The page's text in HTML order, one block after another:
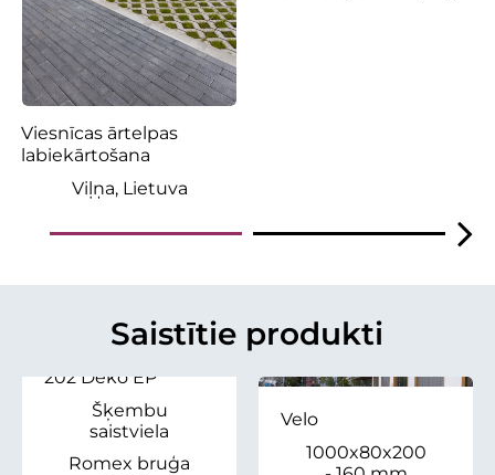
Viesnīcas ārtelpas
labiekārtošana
Viļņa, Lietuva
Saistītie produkti
202 Deko EP
Šķembu
saistviela
Romex bruģa
Velo
1000x80x200